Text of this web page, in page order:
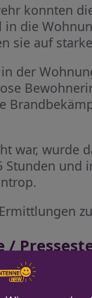
konnten
in die
sie auf
der
war, wurde
Stunden und
/